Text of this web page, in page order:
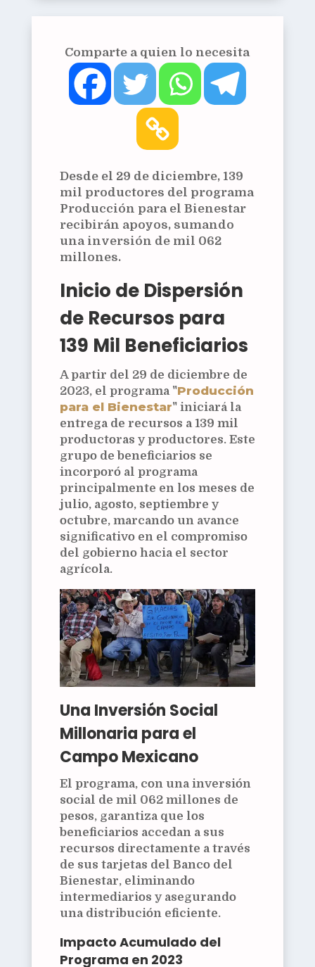
Comparte a quien lo necesita
Desde el 29 de diciembre, 139
mil productores del programa
Producción para el Bienestar
recibirán apoyos, sumando
una inversión de mil 062
millones.
Inicio de Dispersión
de Recursos para
139 Mil Beneficiarios
A partir del 29 de diciembre de
2023, el programa "Producción
para el Bienestar" iniciará la
entrega de recursos a 139 mil
productoras y productores. Este
grupo de beneficiarios se
incorporó al programa
principalmente en los meses de
julio, agosto, septiembre y
octubre, marcando un avance
significativo en el compromiso
del gobierno hacia el sector
agrícola.
Una Inversión Social
Millonaria para el
Campo Mexicano
El programa, con una inversión
social de mil 062 millones de
pesos, garantiza que los
beneficiarios accedan a sus
recursos directamente a través
de sus tarjetas del Banco del
Bienestar, eliminando
intermediarios y asegurando
una distribución eficiente.
Impacto Acumulado del
Programa en 2023